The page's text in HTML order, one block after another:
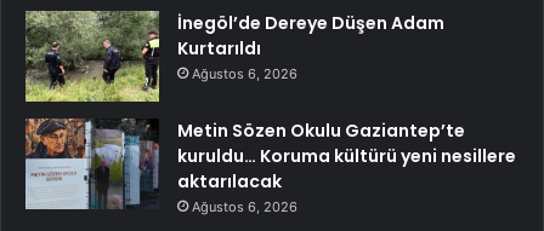
İnegöl’de Dereye Düşen Adam
Kurtarıldı
Ağustos 6, 2026
Metin Sözen Okulu Gaziantep’te
kuruldu… Koruma kültürü yeni nesillere
aktarılacak
Ağustos 6, 2026